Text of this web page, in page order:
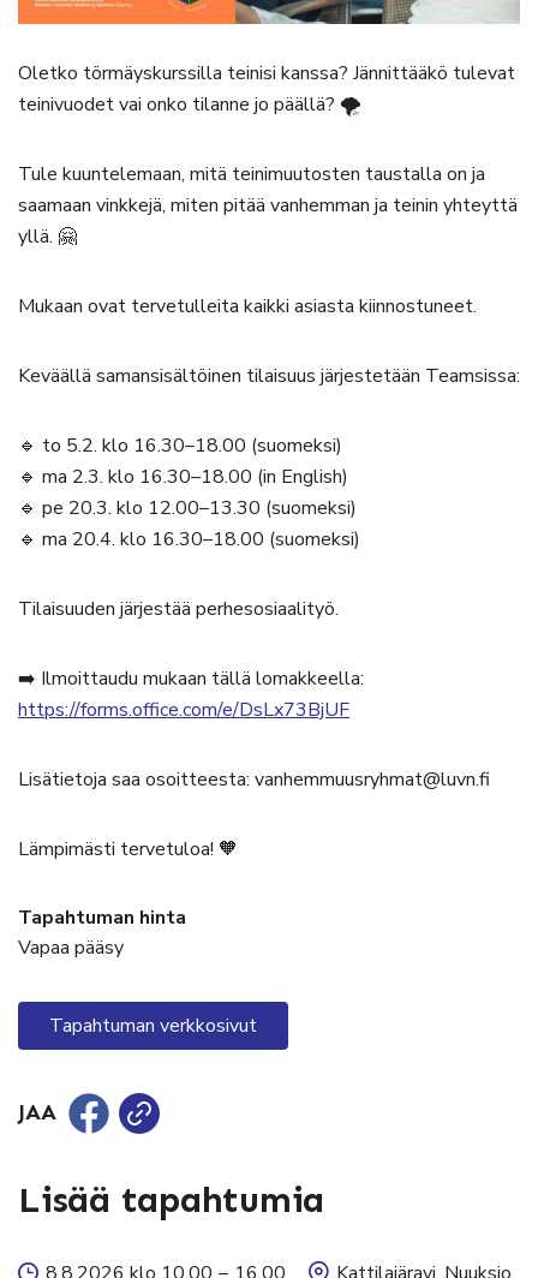
Oletko törmäyskurssilla teinisi kanssa? Jännittääkö tulevat
teinivuodet vai onko tilanne jo päällä? 🌪️
Tule kuuntelemaan, mitä teinimuutosten taustalla on ja
saamaan vinkkejä, miten pitää vanhemman ja teinin yhteyttä
yllä. 🤗
Mukaan ovat tervetulleita kaikki asiasta kiinnostuneet.
Keväällä samansisältöinen tilaisuus järjestetään Teamsissa:
🔹 to 5.2. klo 16.30–18.00 (suomeksi)
🔹 ma 2.3. klo 16.30–18.00 (in English)
🔹 pe 20.3. klo 12.00–13.30 (suomeksi)
🔹 ma 20.4. klo 16.30–18.00 (suomeksi)
Tilaisuuden järjestää perhesosiaalityö.
➡️ Ilmoittaudu mukaan tällä lomakkeella:
https://forms.office.com/e/DsLx73BjUF
Lisätietoja saa osoitteesta: vanhemmuusryhmat@luvn.fi
Lämpimästi tervetuloa! 🧡
Tapahtuman hinta
Vapaa pääsy
Tapahtuman verkkosivut
JAA
Lisää tapahtumia